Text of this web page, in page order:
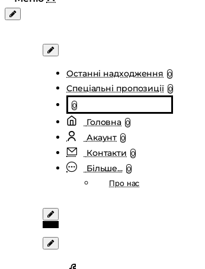
Останні надходження 0
Спеціальні пропозиції 0
0
Головна 0
Акаунт 0
Контакти 0
Більше... 0
Про нас